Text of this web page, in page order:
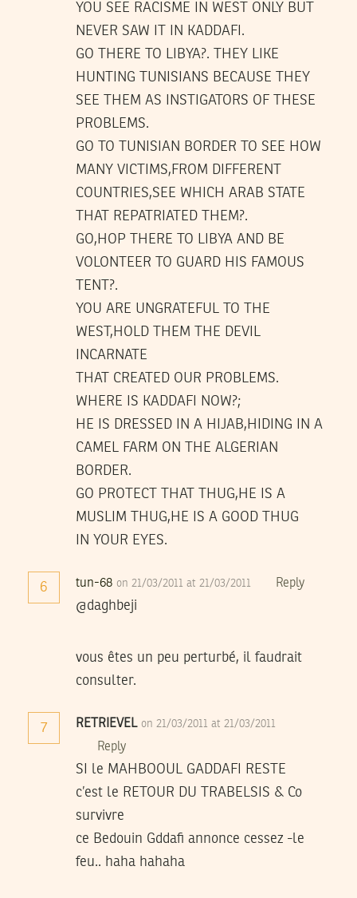
YOU SEE RACISME IN WEST ONLY BUT
NEVER SAW IT IN KADDAFI.
GO THERE TO LIBYA?. THEY LIKE
HUNTING TUNISIANS BECAUSE THEY
SEE THEM AS INSTIGATORS OF THESE
PROBLEMS.
GO TO TUNISIAN BORDER TO SEE HOW
MANY VICTIMS,FROM DIFFERENT
COUNTRIES,SEE WHICH ARAB STATE
THAT REPATRIATED THEM?.
GO,HOP THERE TO LIBYA AND BE
VOLONTEER TO GUARD HIS FAMOUS
TENT?.
YOU ARE UNGRATEFUL TO THE
WEST,HOLD THEM THE DEVIL
INCARNATE
THAT CREATED OUR PROBLEMS.
WHERE IS KADDAFI NOW?;
HE IS DRESSED IN A HIJAB,HIDING IN A
CAMEL FARM ON THE ALGERIAN
BORDER.
GO PROTECT THAT THUG,HE IS A
MUSLIM THUG,HE IS A GOOD THUG
IN YOUR EYES.
6 tun-68 on 21/03/2011 at 21/03/2011 Reply
@daghbeji
vous êtes un peu perturbé, il faudrait
consulter.
7 RETRIEVEL on 21/03/2011 at 21/03/2011
Reply
SI le MAHBOOUL GADDAFI RESTE
c’est le RETOUR DU TRABELSIS & Co
survivre
ce Bedouin Gddafi annonce cessez -le
feu.. haha hahaha